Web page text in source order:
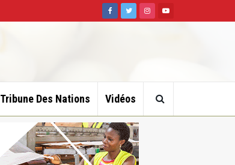
Tribune Des Nations Vidéos